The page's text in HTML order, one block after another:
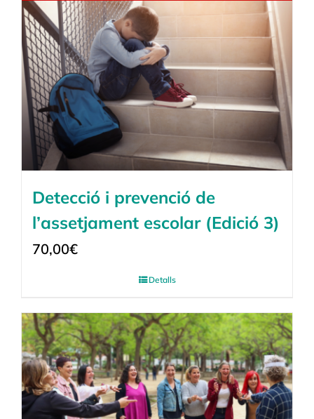
Detecció i prevenció de
l’assetjament escolar (Edició 3)
70,00€
Detalls